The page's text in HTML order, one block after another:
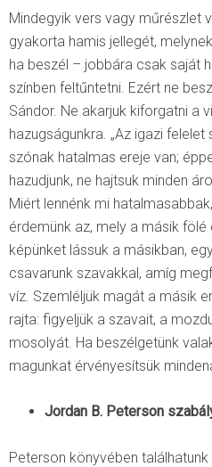
Mindegyik vers vagy műrészlet
gyakorta hamis jellegét,
ha beszél – jobbára csak saját
színben feltűntetni. Ezért ne
Sándor. Ne akarjuk kiforgatni a
hazugságunkra. „Az igazi
szónak hatalmas ereje van;
hazudjunk, ne hajtsuk minden
Miért lennénk mi
érdemünk az, mely a másik
képünket lássuk a másikban,
csavarunk szavakkal, amíg
víz. Szemléljük magát a másik
rajta: figyeljük a szavait, a
mosolyát. Ha beszélgetünk
magunkat érvényesítsük
Jordan B. Peterson
Peterson könyvében